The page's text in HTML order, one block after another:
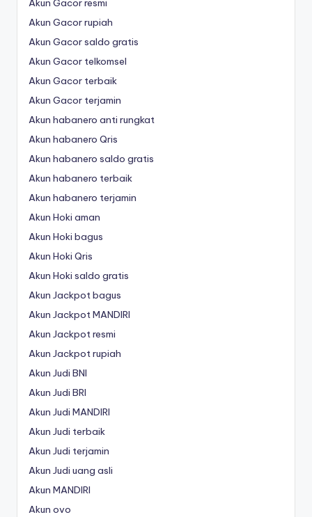
Akun Gacor resmi
Akun Gacor rupiah
Akun Gacor saldo gratis
Akun Gacor telkomsel
Akun Gacor terbaik
Akun Gacor terjamin
Akun habanero anti rungkat
Akun habanero Qris
Akun habanero saldo gratis
Akun habanero terbaik
Akun habanero terjamin
Akun Hoki aman
Akun Hoki bagus
Akun Hoki Qris
Akun Hoki saldo gratis
Akun Jackpot bagus
Akun Jackpot MANDIRI
Akun Jackpot resmi
Akun Jackpot rupiah
Akun Judi BNI
Akun Judi BRI
Akun Judi MANDIRI
Akun Judi terbaik
Akun Judi terjamin
Akun Judi uang asli
Akun MANDIRI
Akun ovo